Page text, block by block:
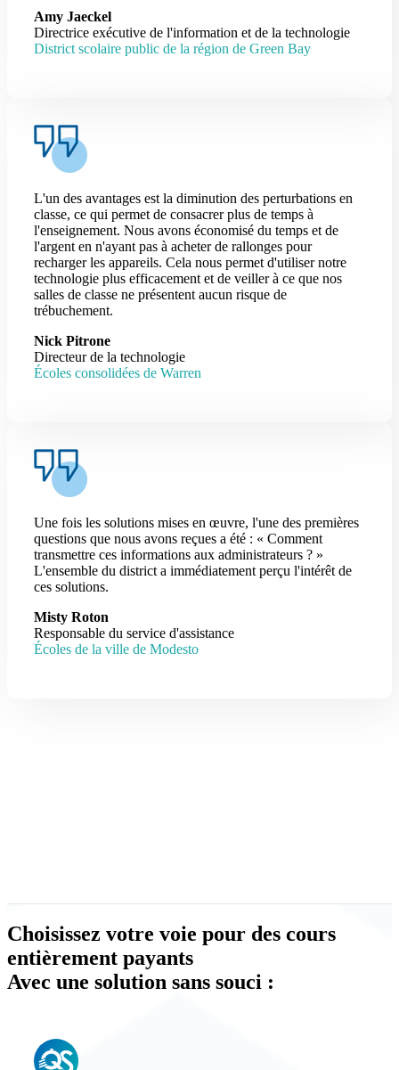
Amy Jaeckel
Directrice exécutive de l'information et de la technologie
District scolaire public de la région de Green Bay
L'un des avantages est la diminution des perturbations en
classe, ce qui permet de consacrer plus de temps à
l'enseignement. Nous avons économisé du temps et de
l'argent en n'ayant pas à acheter de rallonges pour
recharger les appareils. Cela nous permet d'utiliser notre
technologie plus efficacement et de veiller à ce que nos
salles de classe ne présentent aucun risque de
trébuchement.
Nick Pitrone
Directeur de la technologie
Écoles consolidées de Warren
Une fois les solutions mises en œuvre, l'une des premières
questions que nous avons reçues a été : « Comment
transmettre ces informations aux administrateurs ? »
L'ensemble du district a immédiatement perçu l'intérêt de
ces solutions.
Misty Roton
Responsable du service d'assistance
Écoles de la ville de Modesto
Choisissez votre voie pour des cours
entièrement payants
Avec une solution sans souci :